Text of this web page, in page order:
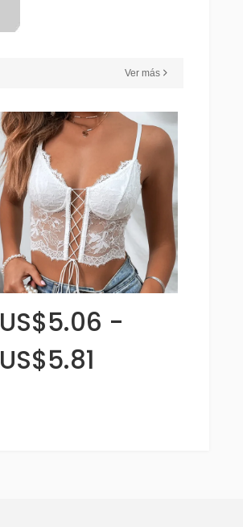
Ver más
US$5.06 -
US$5.81